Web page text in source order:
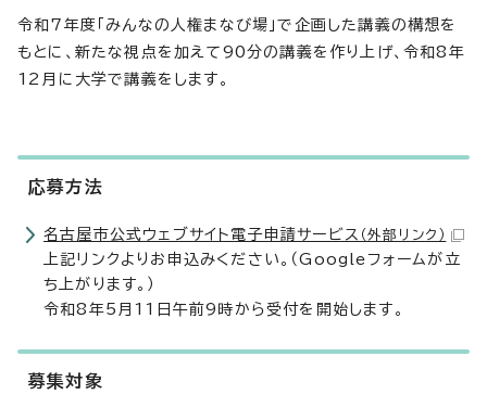
令和7年度「みんなの人権まなび場」で企画した講義の構想を
もとに、新たな視点を加えて90分の講義を作り上げ、令和8年
12月に大学で講義をします。
応募方法
名古屋市公式ウェブサイト電子申請サービス （外部リンク）
上記リンクよりお申込みください。（Googleフォームが立
ち上がります。）
令和8年5月11日午前9時から受付を開始します。
募集対象